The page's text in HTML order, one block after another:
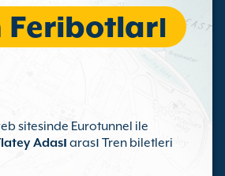
sitesinde Eurotunnel ile
Adası arası Tren biletleri